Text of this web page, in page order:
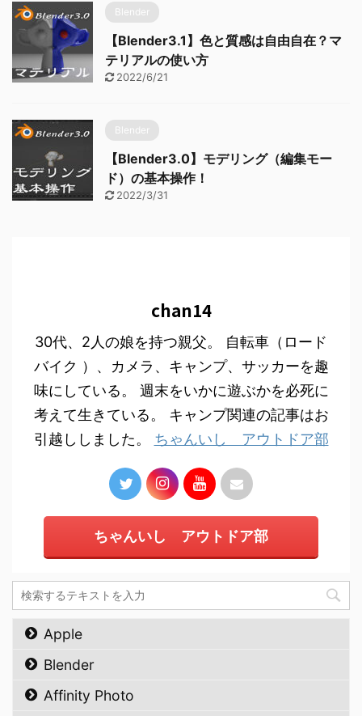
Blender
【Blender3.1】色と質感は自由自在？マ
テリアルの使い方
2022/6/21
Blender
【Blender3.0】モデリング（編集モー
ド）の基本操作！
2022/3/31
chan14
30代、2人の娘を持つ親父。 自転車（ロード
バイク ）、カメラ、キャンプ、サッカーを趣
味にしている。 週末をいかに遊ぶかを必死に
考えて生きている。 キャンプ関連の記事はお
引越ししました。 ちゃんいし アウトドア部
ちゃんいし アウトドア部
Apple
Blender
Affinity Photo